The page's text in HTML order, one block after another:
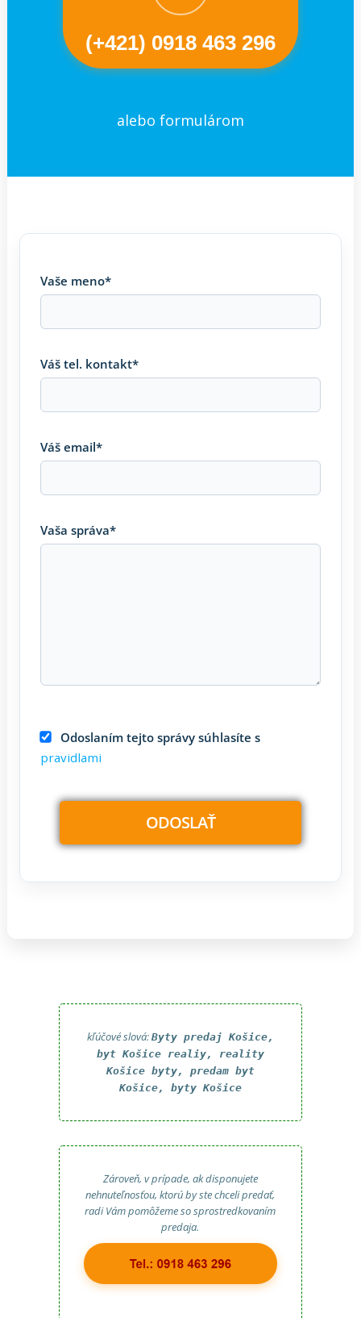
(+421) 0918 463 296
alebo formulárom
Vaše meno*
Váš tel. kontakt*
Váš email*
Vaša správa*
Odoslaním tejto správy súhlasíte s
pravidlami
kľúčové slová: Byty predaj Košice,
byt Košice realiy, reality
Košice byty, predam byt
Košice, byty Košice
Zároveň, v prípade, ak disponujete
nehnuteľnosťou, ktorú by ste chceli predať,
radi Vám pomôžeme so sprostredkovaním
predaja.